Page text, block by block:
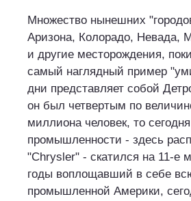
Множество нынешних
Аризона, Колорадо, Невада,
и другие месторождения,
самый наглядный пример
дни представляет собой
он был четвертым по
миллиона человек, то
промышленности - здесь
"Chrysler" - скатился на 11-е
годы воплощавший в себе
промышленной Америки,